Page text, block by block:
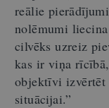
reālie
nolēmumi
cilvēks uzreiz
kas ir viņa
objektīvi izvērtēt
situācijai.”